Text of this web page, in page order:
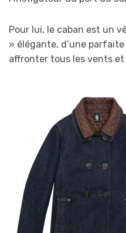
Pour lui, le caban est un
» élégante, d’une
affronter tous les vents et